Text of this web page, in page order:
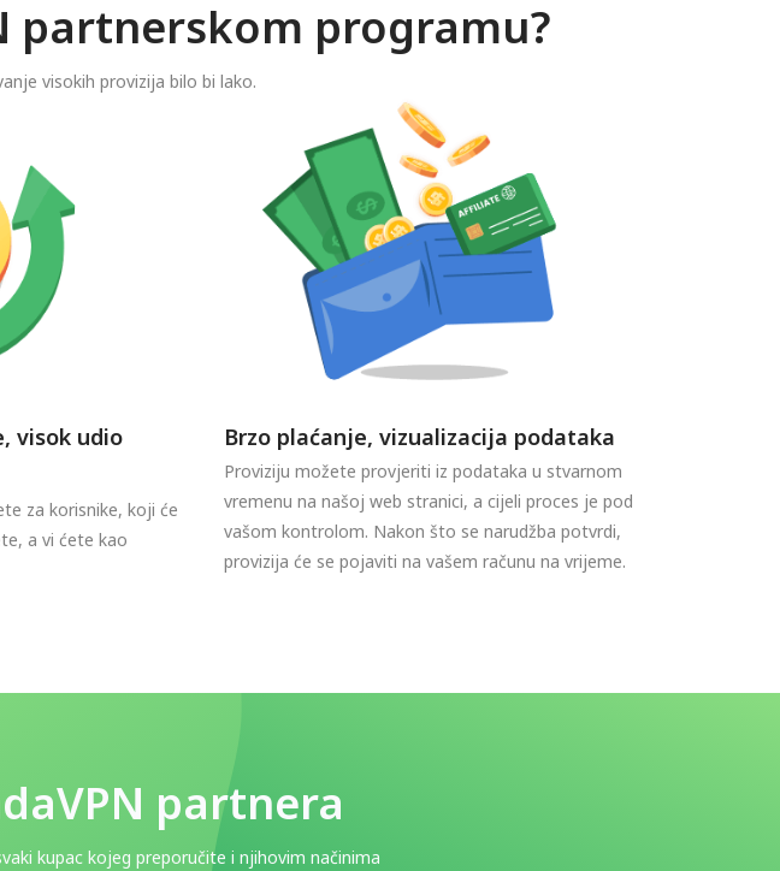
partnerskom programu?
visokih provizija bilo bi lako.
visok udio
za korisnike, koji će
a vi ćete kao
Brzo plaćanje, vizualizacija podataka
Proviziju možete provjeriti iz podataka u stvarnom
vremenu na našoj web stranici, a cijeli proces je pod
vašom kontrolom. Nakon što se narudžba potvrdi,
provizija će se pojaviti na vašem računu na vrijeme.
partnera
kupac kojeg preporučite i njihovim načinima